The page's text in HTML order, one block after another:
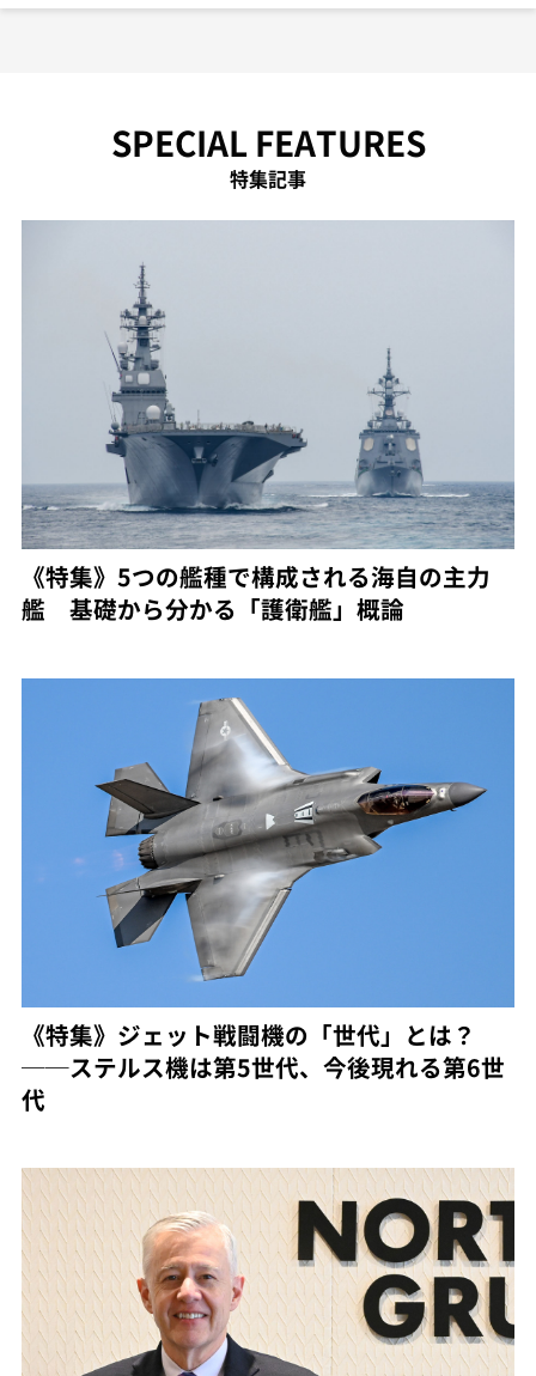
SPECIAL FEATURES
特集記事
《特集》5つの艦種で構成される海自の主力
艦 基礎から分かる「護衛艦」概論
《特集》ジェット戦闘機の「世代」とは？
──ステルス機は第5世代、今後現れる第6世
代